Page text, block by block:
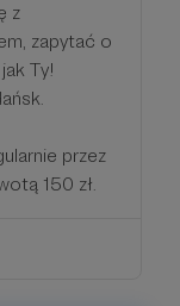
z
zapytać o
Ty!
przez
150 zł.